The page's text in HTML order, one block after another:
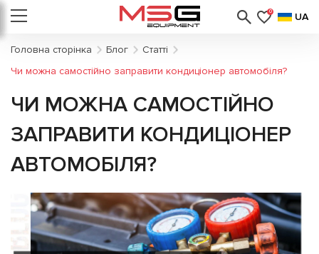
0 UA
Головна сторінка Блог
Статті
Чи можна самостійно заправити кондиціонер автомобіля?
ЧИ МОЖНА САМОСТІЙНО
ЗАПРАВИТИ КОНДИЦІОНЕР
АВТОМОБІЛЯ?